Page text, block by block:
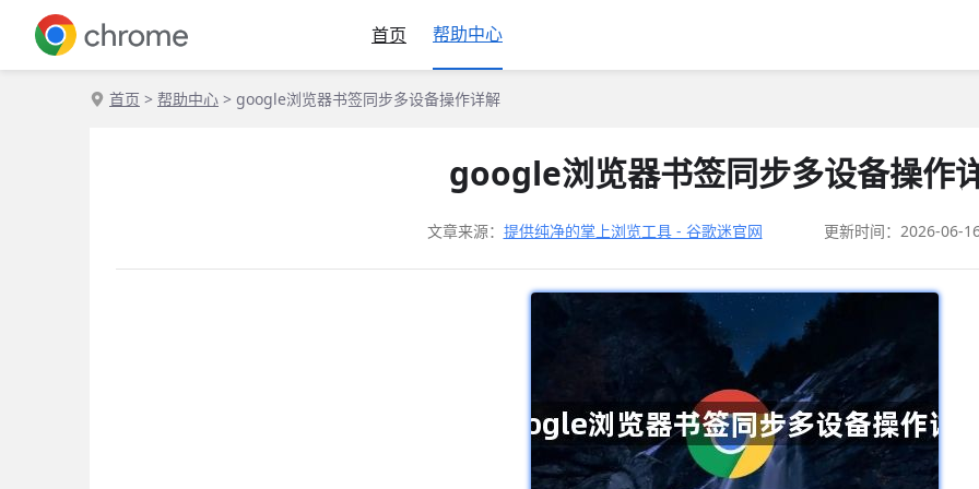
首页 帮助中心
首页 > 帮助中心 > google浏览器书签同步多设备操作详解
google浏览器书签同步多设备操作
文章来源： 提供纯净的掌上浏览工具 - 谷歌迷官网 更新时间：2026-06-